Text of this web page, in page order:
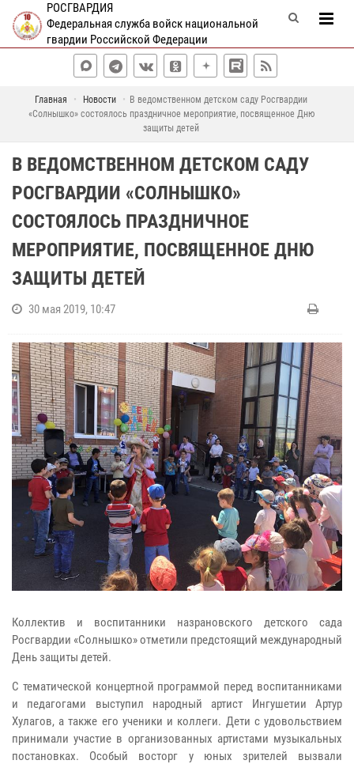
РОСГВАРДИЯ
Федеральная служба войск национальной
гвардии Российской Федерации
Главная Новости
В ведомственном детском саду Росгвардии
«Солнышко» состоялось праздничное мероприятие, посвященное Дню
защиты детей
В ВЕДОМСТВЕННОМ ДЕТСКОМ САДУ
РОСГВАРДИИ «СОЛНЫШКО»
СОСТОЯЛОСЬ ПРАЗДНИЧНОЕ
МЕРОПРИЯТИЕ, ПОСВЯЩЕННОЕ ДНЮ
ЗАЩИТЫ ДЕТЕЙ
30 мая 2019, 10:47
Коллектив и воспитанники назрановского детского сада
Росгвардии «Солнышко» отметили предстоящий международный
День защиты детей.
С тематической концертной программой перед воспитанниками
и педагогами выступил народный артист Ингушетии Артур
Хулагов, а также его ученики и коллеги. Дети с удовольствием
принимали участие в организованных артистами музыкальных
постановках. Особый восторг у юных зрителей вызвали